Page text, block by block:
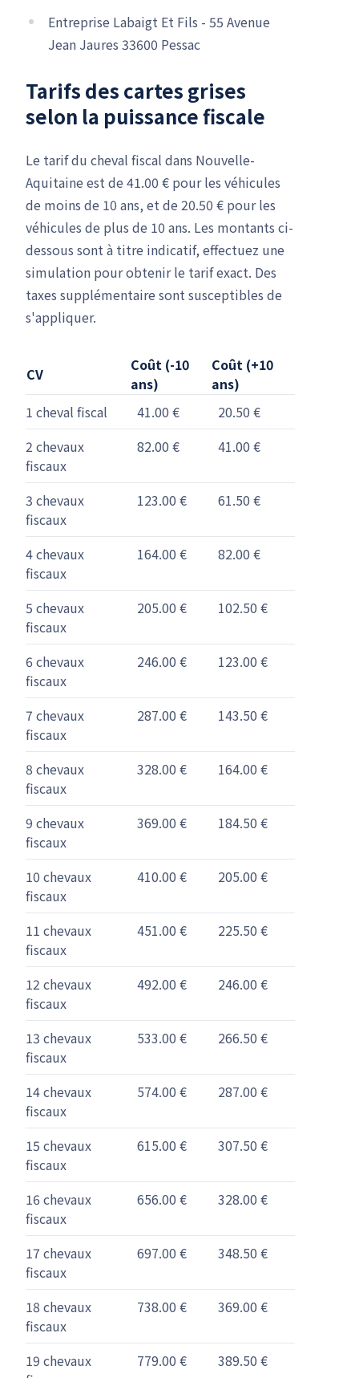
Entreprise Labaigt Et Fils - 55 Avenue
Jean Jaures 33600 Pessac
Tarifs des cartes grises
selon la puissance fiscale
Le tarif du cheval fiscal dans Nouvelle-
Aquitaine est de 41.00 € pour les véhicules
de moins de 10 ans, et de 20.50 € pour les
véhicules de plus de 10 ans. Les montants ci-
dessous sont à titre indicatif, effectuez une
simulation pour obtenir le tarif exact. Des
taxes supplémentaire sont susceptibles de
s'appliquer.
CV
Coût (-10
ans)
Coût (+10
ans)
1 cheval fiscal
41.00 €
20.50 €
2 chevaux
fiscaux
82.00 € 41.00 €
3 chevaux
fiscaux
123.00 € 61.50 €
4 chevaux
fiscaux
164.00 € 82.00 €
5 chevaux
fiscaux
205.00 € 102.50 €
6 chevaux
fiscaux
246.00 € 123.00 €
7 chevaux
fiscaux
287.00 € 143.50 €
8 chevaux
fiscaux
328.00 € 164.00 €
9 chevaux
fiscaux
369.00 € 184.50 €
10 chevaux
fiscaux
410.00 € 205.00 €
11 chevaux
fiscaux
451.00 € 225.50 €
12 chevaux
fiscaux
492.00 € 246.00 €
13 chevaux
fiscaux
533.00 € 266.50 €
14 chevaux
fiscaux
574.00 € 287.00 €
15 chevaux
fiscaux
615.00 € 307.50 €
16 chevaux
fiscaux
656.00 € 328.00 €
17 chevaux
fiscaux
697.00 € 348.50 €
18 chevaux
fiscaux
738.00 € 369.00 €
19 chevaux
779.00 € 389.50 €